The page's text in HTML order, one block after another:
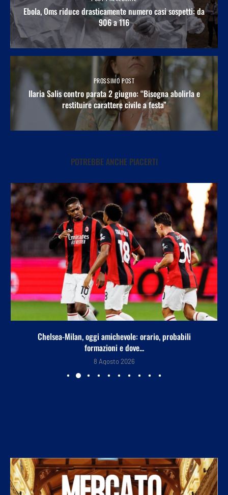
Ebola, Oms riduce drasticamente numero casi sospetti: da
906 a 116
PROSSIMO POST
Ilaria Salis contro parata 2 giugno: “Bisogna abolirla e
restituire carattere civile a festa”
POTREBBE ANCHE PIACERTI
Chelsea-Milan, oggi amichevole: orario, probabili
formazioni e dove...
8 Agosto 2026